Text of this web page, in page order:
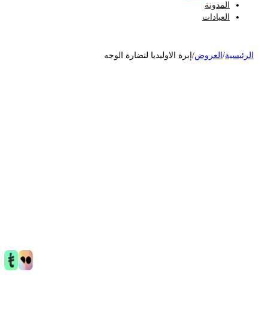
المدونة
العيادات
/العروض إبرة الاوليديا لنضارة الوجه